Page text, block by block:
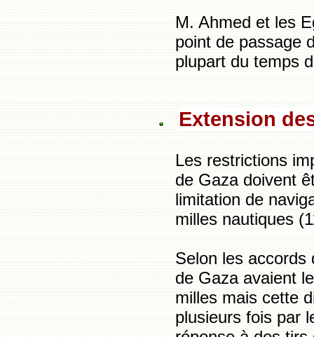
M. Ahmed et les
point de passage
plupart du temps
Extension
Les restrictions
de Gaza doivent
limitation de
milles nautiques
Selon les accords
de Gaza avaient
milles mais cette
plusieurs fois par